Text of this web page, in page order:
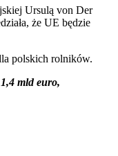
Ursulą von Der
że UE będzie
polskich rolników.
mld euro,